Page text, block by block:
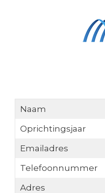
Naam
Oprichtingsjaar
Emailadres
Telefoonnummer
Adres